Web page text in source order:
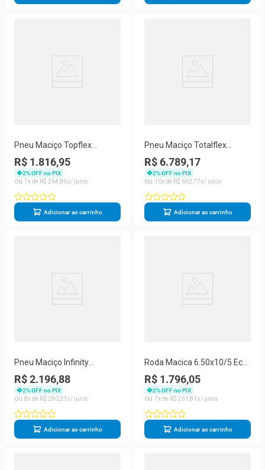
Pneu Maciço Topflex
6,50x10/5
R$ 1.816,95
2% OFF no PIX
7
R$ 264 86
Adicionar ao carrinho
Pneu Maciço Totalflex
12,00x20/8,5
R$ 6.789,17
2% OFF no PIX
10
R$ 692 77
Adicionar ao carrinho
Pneu Maciço Infinity
6,50x10/5
R$ 2.196,88
2% OFF no PIX
8
R$ 280 21
Adicionar ao carrinho
Roda Macica 6.50x10/5 Eco-
line X
R$ 1.796,05
2% OFF no PIX
7
R$ 261 81
Adicionar ao carrinho